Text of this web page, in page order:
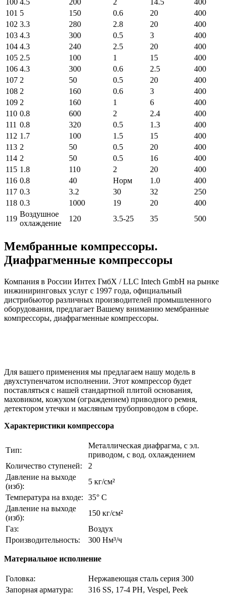
100 4.5 200 2 14.5
400
101 5 150 0.6 20
400
102 3.3 280 2.8 20
400
103 4.3 300 0.5 3
400
104 4.3 240 2.5 20
400
105 2.5 100 1 15
400
106 4.3 300 0.6 2.5
400
107 2 50 0.5 20
400
108 2 160 0.6 3
400
109 2 160 1 6
400
110 0.8 600 2 2.4
400
111 0.8 320 0.5 1.3
400
112 1.7 100 1.5 15
400
113 2 50 0.5 20
400
114 2 50 0.5 16
400
115 1.8 110 2 20
400
116 0.8 40 Норм 1.0
400
117 0.3 3.2 30 32
250
118 0.3 1000 19 20
400
119
Воздушное
охлаждение
120 3.5-25 35 500
Мембранные компрессоры.
Диафрагменные компрессоры
Компания в России Интех ГмбХ / LLC Intech GmbH на рынке
инжиниринговых услуг с 1997 года, официальный
дистрибьютор различных производителей промышленного
оборудования, предлагает Вашему вниманию мембранные
компрессоры, диафрагменные компрессоры.
Для вашего применения мы предлагаем нашу модель в
двухступенчатом исполнении. Этот компрессор будет
поставляться с нашей стандартной плитой основания,
маховиком, кожухом (ограждением) приводного ремня,
детектором утечки и масляным трубопроводом в сборе.
Характеристики компрессора
Тип:
Металлическая диафрагма, с эл.
приводом, с вод. охлаждением
Количество ступеней:
2
Давление на выходе
(изб):
5 кг/см²
Температура на входе:
35° C
Давление на выходе
(изб):
150 кг/см²
Газ:
Воздух
Производительность:
300 Нм³/ч
Материальное исполнение
Головка:
Нержавеющая сталь серия 300
Запорная арматура:
316 SS, 17-4 PH, Vespel, Peek